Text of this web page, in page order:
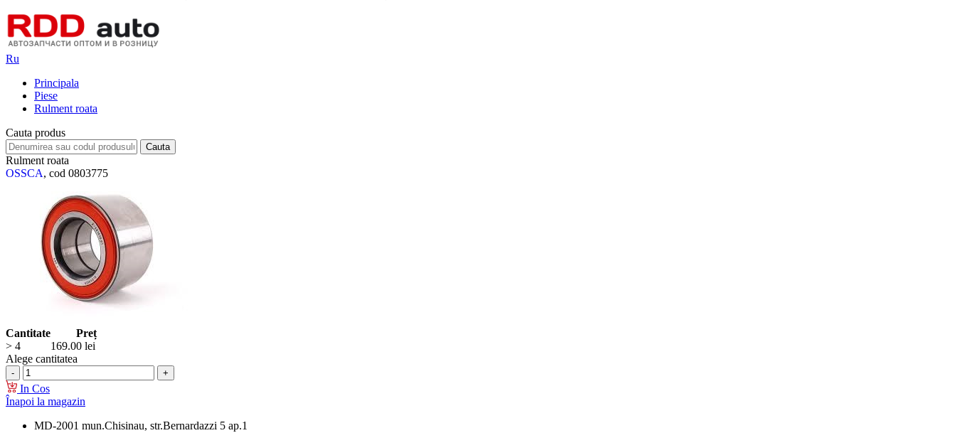
Ru
Principala
Piese
Rulment roata
Cauta produs
Rulment roata
OSSCA, cod 0803775
Cantitate
Preț
> 4
169.00 lei
Alege cantitatea
In Cos
Înapoi la magazin
MD-2001 mun.Chisinau, str.Bernardazzi 5 ap.1